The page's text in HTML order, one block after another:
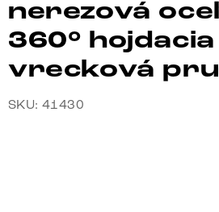
nerezová
360°
vrecková
SKU: 41430